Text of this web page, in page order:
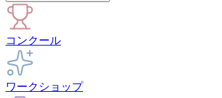
コンクール
ワークショップ